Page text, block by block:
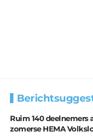
Ruim 140 deelnemers
zomerse HEMA